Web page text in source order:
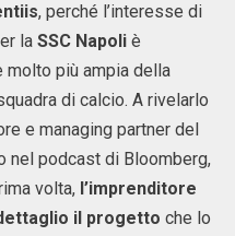
, perché l’interesse di
la SSC Napoli è
molto più ampia della
di calcio. A rivelarlo
e managing partner del
nel podcast di Bloomberg,
volta, l’imprenditore
il progetto che lo